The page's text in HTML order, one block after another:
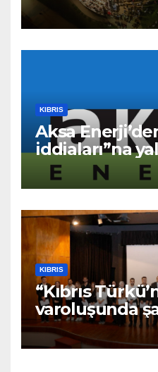
KIBRIS
Aksa
iddiaları”na
“Asılsız ve
haberler”
KIBRIS
“Kıbrıs
varoluşunda
katkıları